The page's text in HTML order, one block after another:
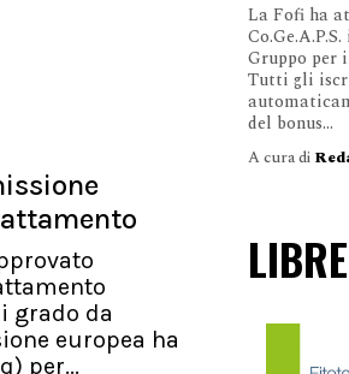
grado da
europea ha
per...
La Fofi ha
Gruppo per
Tutti gli
del bonus...
A cura di